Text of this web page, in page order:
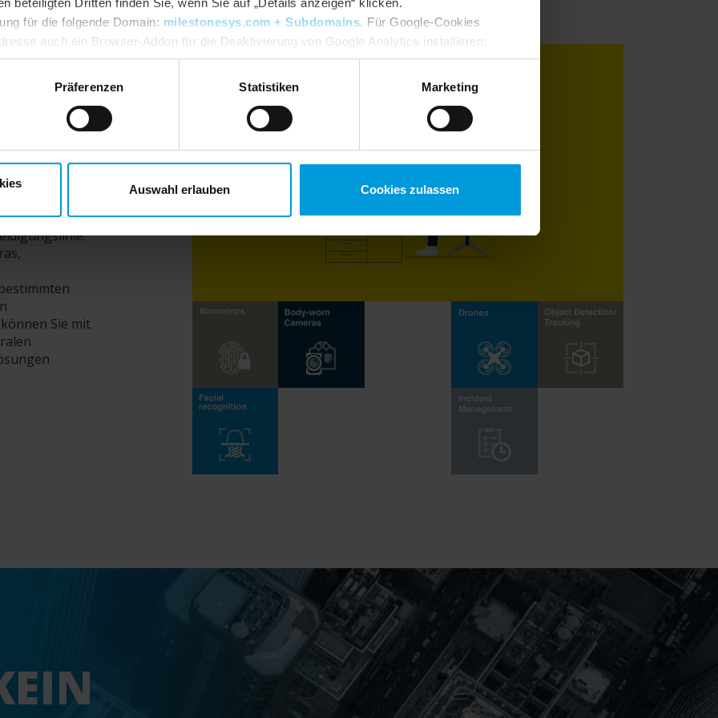
für die folgende Domain: milestonesys.com + Subdomains. Für Google-Cookies
auch ein Browser-Addon für die Deaktivierung von Google Analytics installieren:
gaoptout?hl=en-GB. Sie können jederzeit IhreEinwilligung ändern:
Präferenzen Statistiken Marketing
Auswahl erlauben Cookies zulassen
auch die
Sie mit